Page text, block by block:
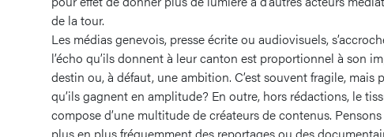
de la tour.
Les médias genevois, presse écrite ou audiovisuels,
l’écho qu’ils donnent à leur canton est proportionnel à son
destin ou, à défaut, une ambition. C’est souvent fragile,
qu’ils gagnent en amplitude? En outre, hors rédactions, le
compose d’une multitude de créateurs de contenus.
plus en plus fréquemment des reportages ou des